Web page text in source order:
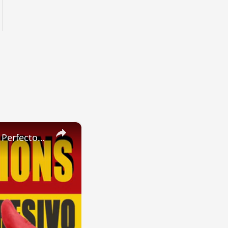
×
SPANISH CONJUGATIONS: Present Perfect Progressive (Presente Perfecto Progresivo)